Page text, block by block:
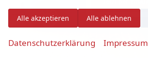
Alle akzeptieren Alle ablehnen
Datenschutzerklärung Impressum